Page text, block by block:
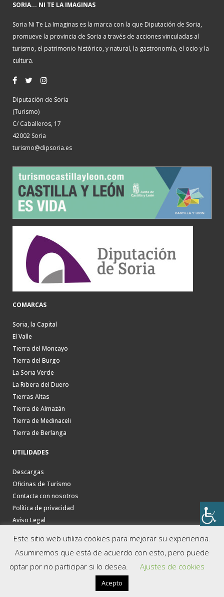
SORIA... NI TE LA IMAGINAS
Soria Ni Te La Imaginas es la marca con la que Diputación de Soria,
promueve la provincia de Soria a través de acciones vinculadas al
turismo, el patrimonio histórico, y natural, la gastronomía, el ocio y la
cultura.
Diputación de Soria
(Turismo)
C/ Caballeros, 17
42002 Soria
turismo@dipsoria.es
COMARCAS
Soria, la Capital
El Valle
Tierra del Moncayo
Tierra del Burgo
La Soria Verde
La Ribera del Duero
Tierras Altas
Tierra de Almazán
Tierra de Medinaceli
Tierra de Berlanga
UTILIDADES
Descargas
Oficinas de Turismo
Contacta con nosotros
Política de privacidad
Aviso Legal
Este sitio web utiliza cookies para mejorar su experiencia.
Asumiremos que está de acuerdo con esto, pero puede
optar por no participar si lo desea.
Ajustes de cookies
Acepto